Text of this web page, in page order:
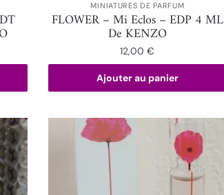
MINIATURES DE PARFUM
FLOWER – Mi Eclos – EDP 4 ML
De KENZO
12,00€
Ajouter au panier